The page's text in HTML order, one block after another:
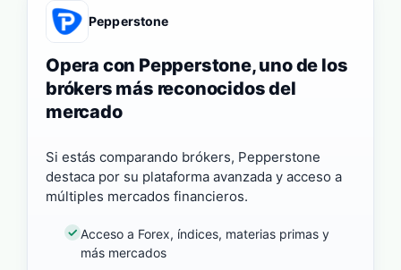
Pepperstone
Opera con Pepperstone, uno de los
brókers más reconocidos del
mercado
Si estás comparando brókers, Pepperstone
destaca por su plataforma avanzada y acceso a
múltiples mercados financieros.
Acceso a Forex, índices, materias primas y
más mercados